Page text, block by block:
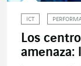
ICT
Los
amenaza: